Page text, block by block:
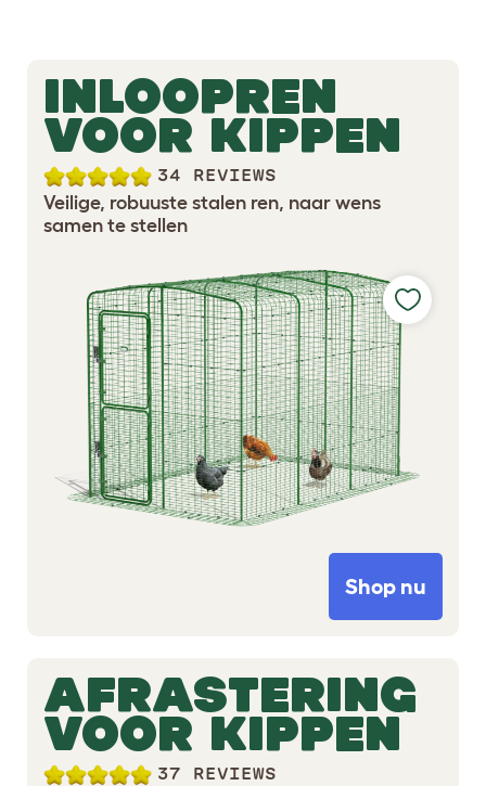
INLOOPREN
VOOR KIPPEN
34 REVIEWS
Veilige, robuuste stalen ren, naar wens
samen te stellen
Shop nu
AFRASTERING
VOOR KIPPEN
37 REVIEWS